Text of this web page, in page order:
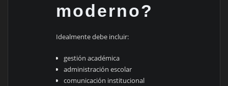
moderno?
Idealmente debe incluir:
gestión académica
administración escolar
comunicación institucional